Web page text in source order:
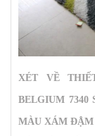
XÉT VỀ
BELGIUM 7340
MÀU XÁM ĐẬM